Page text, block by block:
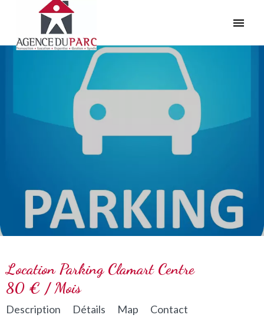
Location Parking Clamart Centre
80 € / Mois
Description Détails Map Contact